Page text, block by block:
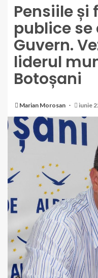
Pensiile
publice
Guvern.
liderul
Botoșani
Marian Morosan iunie